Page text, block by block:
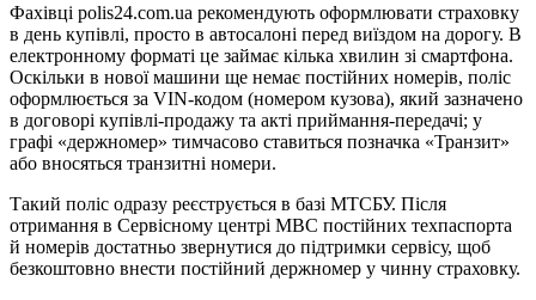
Фахівці polis24.com.ua рекомендують оформлювати страховку
в день купівлі, просто в автосалоні перед виїздом на дорогу. В
електронному форматі це займає кілька хвилин зі смартфона.
Оскільки в нової машини ще немає постійних номерів, поліс
оформлюється за VIN-кодом (номером кузова), який зазначено
в договорі купівлі-продажу та акті приймання-передачі; у
графі «держномер» тимчасово ставиться позначка «Транзит»
або вносяться транзитні номери.
Такий поліс одразу реєструється в базі МТСБУ. Після
отримання в Сервісному центрі МВС постійних техпаспорта
й номерів достатньо звернутися до підтримки сервісу, щоб
безкоштовно внести постійний держномер у чинну страховку.